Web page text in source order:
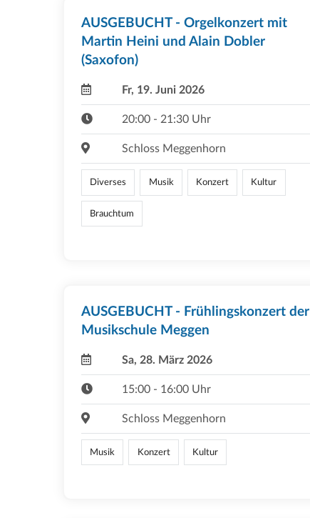
AUSGEBUCHT - Orgelkonzert mit
Martin Heini und Alain Dobler
(Saxofon)
Fr, 19. Juni 2026
20:00 - 21:30 Uhr
Schloss Meggenhorn
Diverses Musik Konzert Kultur
Brauchtum
AUSGEBUCHT - Frühlingskonzert der
Musikschule Meggen
Sa, 28. März 2026
15:00 - 16:00 Uhr
Schloss Meggenhorn
Musik Konzert Kultur